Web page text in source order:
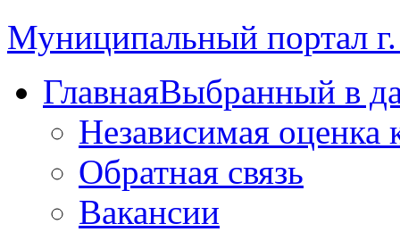
Муниципальный портал
ГлавнаяВыбранный в
Независимая оценка
Обратная связь
Вакансии